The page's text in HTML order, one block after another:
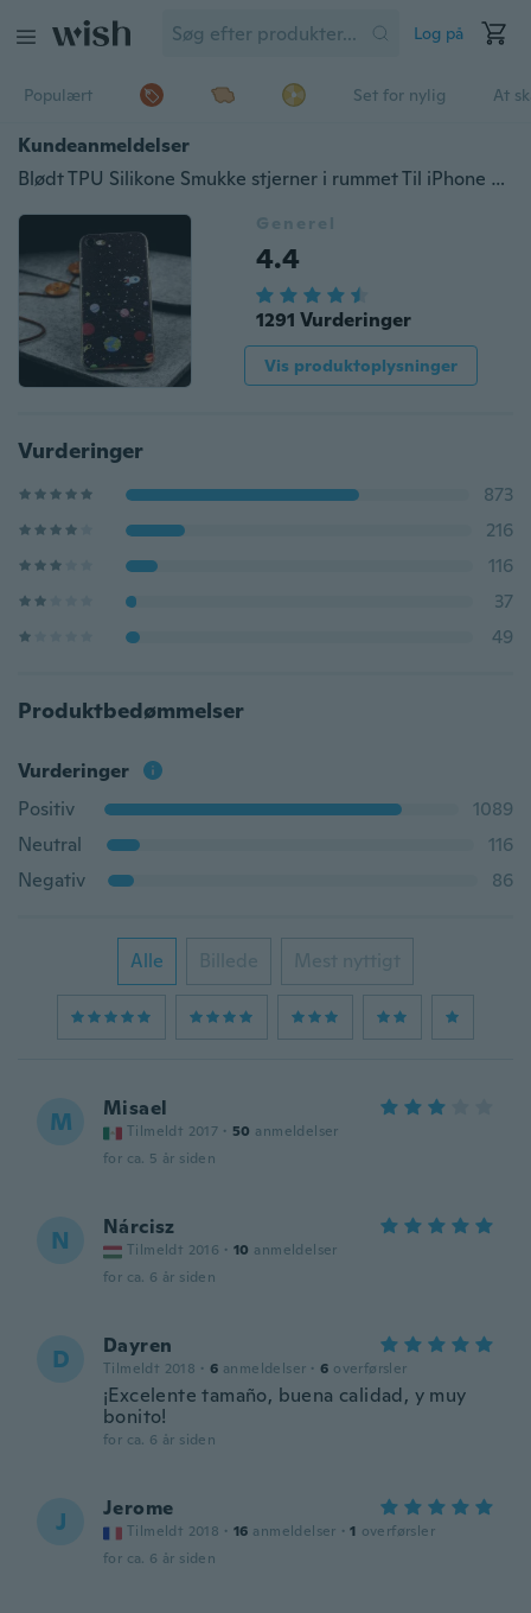
Log på
Populært Set for nylig At
Kundeanmeldelser
Blødt TPU Silikone Smukke stjerner i rummet Til iPhone X 8 4 4S 5 5S SE 5C 6 6S 7 Plus Cover til Samsung Galaxy S3 S4 S5 S6 S7 Edge S9 Plus A3 A5 J3 J5 J7 2015 2016 2017 Note 3 4 7 8 Core Prime Grand Prime Tilbage Coque Fundas
Generel
4.4
1291 Vurderinger
Vis produktoplysninger
Vurderinger
873
216
116
37
49
Produktbedømmelser
Vurderinger
Positiv
1089
Neutral
116
Negativ
86
Alle Billede Mest nyttigt
M Misael
Tilmeldt 2017 · 50 anmeldelser
for ca. 5 år siden
N Nárcisz
Tilmeldt 2016 · 10 anmeldelser
for ca. 6 år siden
D Dayren
Tilmeldt 2018 · 6 anmeldelser · 6 overførsler
¡Excelente tamaño, buena calidad, y muy
bonito!
for ca. 6 år siden
J Jerome
Tilmeldt 2018 · 16 anmeldelser · 1 overførsler
for ca. 6 år siden